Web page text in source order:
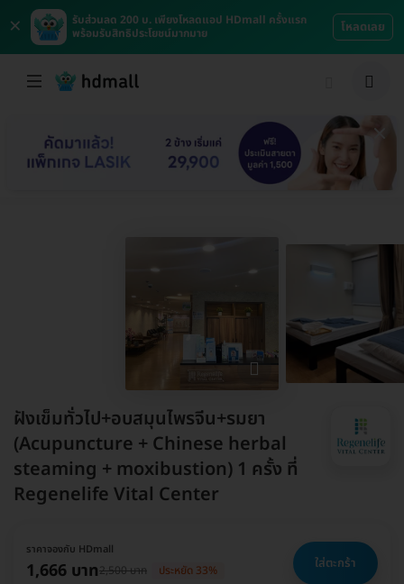
×
รับส่วนลด 200 บ. เพียงโหลดแอป HDmall ครั้งแรก
พร้อมรับสิทธิประโยชน์มากมาย
โหลดเลย
ฝังเข็มทั่วไป+อบสมุนไพรจีน+รมยา
(Acupuncture + Chinese herbal
steaming + moxibustion) 1 ครั้ง ที่
Regenelife Vital Center
ราคาจองกับ HDmall
1,666 บาท2,500 บาท ประหยัด 33% ใส่ตะกร้า